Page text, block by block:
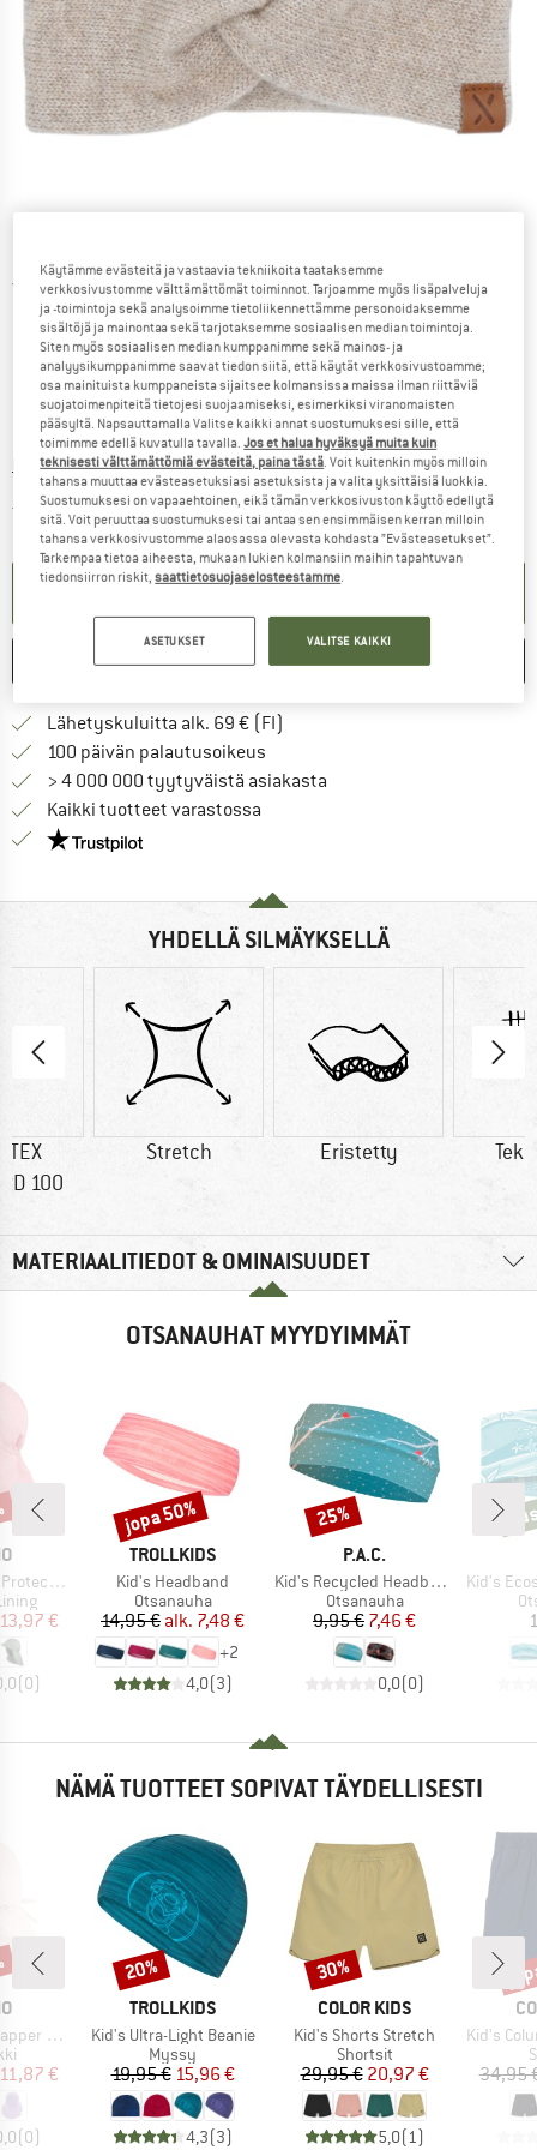
Yksityiskohtaiset tiedot
Hinta:
17,95€ sis. alv
lisätään LähetyskulutTietoa lähetyskuluista. Avautuu tietokentässä
Tuote on valitettavasti toistaiseksi loppunutLinkki avautuu tietokentässä
TEE ILMOITUSPYYNTÖ
MERKITSE VERTAILE
Lähetyskuluitta alk. 69 € (FI)
100 päivän palautusoikeus
> 4 000 000 tyytyväistä asiakasta
Kaikki tuotteet varastossa
Meillä on Trustpilot -sertifiointi - lue lisää tästä!
YHDELLÄ SILMÄYKSELLÄ
TEX
100
Stretch Eristetty
MATERIAALITIEDOT & OMINAISUUDET
OTSANAUHAT MYYDYIMMÄT
Hat
hinta
13,97 €
(0)
MERKKI
TROLLKIDS
Tuote
Kid's Headband
Tuoteryhmä
Otsanauha
Hinta
14,95 € Alennettu hinta
alk. 7,48 €
+2
4,0(3)
Alennus
jopa 50%
MERKKI
P.A.C.
Tuote
Kid's Recycled Headband
Tuoteryhmä
Otsanauha
Hinta
9,95 €Alennettu hinta
7,46 €
0,0(0)
Alennus
25%
Tuote
Kid's
Uusi
NÄMÄ TUOTTEET SOPIVAT TÄYDELLISESTI
Bow
hinta
11,87 €
(0)
MERKKI
TROLLKIDS
Tuote
Kid's Ultra-Light Beanie
Tuoteryhmä
Myssy
Hinta
19,95 €Alennettu hinta
15,96 €
4,3(3)
Alennus
20%
MERKKI
COLOR KIDS
Tuote
Kid's Shorts Stretch
Tuoteryhmä
Shortsit
Hinta
29,95 €Alennettu hinta
20,97 €
5,0(1 )
Alennus
30%
Tuote
Kid's
34,95
Käytämme evästeitä ja vastaavia tekniikoita taataksemme
verkkosivustomme välttämättömät toiminnot. Tarjoamme myös lisäpalveluja
ja -toimintoja sekä analysoimme tietoliikennettämme personoidaksemme
sisältöjä ja mainontaa sekä tarjotaksemme sosiaalisen median toimintoja.
Siten myös sosiaalisen median kumppanimme sekä mainos- ja
analyysikumppanimme saavat tiedon siitä, että käytät verkkosivustoamme;
osa mainituista kumppaneista sijaitsee kolmansissa maissa ilman riittäviä
suojatoimenpiteitä tietojesi suojaamiseksi, esimerkiksi viranomaisten
pääsyltä. Napsauttamalla Valitse kaikki annat suostumuksesi sille, että
toimimme edellä kuvatulla tavalla.Jos et halua hyväksyä muita kuin
teknisesti välttämättömiä evästeitä, paina tästä. Voit kuitenkin myös milloin
tahansa muuttaa evästeasetuksiasi asetuksista ja valita yksittäisiä luokkia.
Suostumuksesi on vapaaehtoinen, eikä tämän verkkosivuston käyttö edellytä
sitä. Voit peruuttaa suostumuksesi tai antaa sen ensimmäisen kerran milloin
tahansa verkkosivustomme alaosassa olevasta kohdasta ”Evästeasetukset”.
Tarkempaa tietoa aiheesta, mukaan lukien kolmansiin maihin tapahtuvan
tiedonsiirron riskit,saattietosuojaselosteestamme.
ASETUKSET VALITSE KAIKKI